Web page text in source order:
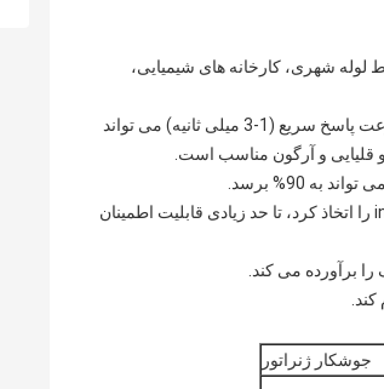
شهری، کارخانه های شیمیایی،
• با استفاده از یکسو کننده سه فاز فرکانس متوسط، جریان صاف، ویژگی های دینامیکی خوب، سرعت پاسخ سریع (1-3 میلی ثانیه) می تواند
قلیایی و آرگون مناسب است.
90% برسد.
• رها کردن نرخ شکست بالاتر IGBT (ترانزیستور دوقطبی گیت عایق) حالت کنترل نوع invagination را اتخاذ کرد، تا حد زیادی قابلیت اطمینان
برآورده می کند.
جوشکار ژنراتور